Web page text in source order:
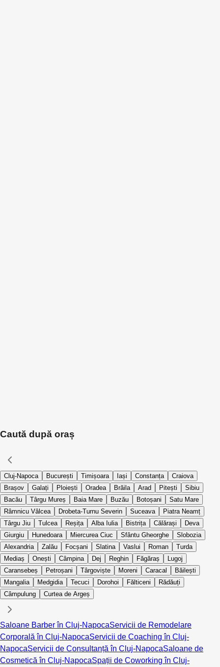
Caută după oraș
Cluj-Napoca București Timișoara Iași Constanța
Craiova
Brașov
Galați Ploiești Oradea Brăila Arad Pitești
Sibiu
Bacău
Târgu Mureș Baia Mare Buzău Botoșani
Satu Mare
Râmnicu Vâlcea
Drobeta-Turnu Severin Suceava
Piatra Neamț
Târgu Jiu
Tulcea Reșița Alba Iulia Bistrița Călărași
Deva
Giurgiu
Hunedoara Miercurea Ciuc Sfântu Gheorghe
Slobozia
Alexandria
Zalău Focșani Slatina Vaslui Roman
Turda
Mediaș
Onești Câmpina Dej Reghin Făgăraș
Lugoj
Caransebeș
Petroșani Târgoviște Moreni Caracal
Băilești
Mangalia
Medgidia Tecuci Dorohoi Fălticeni
Rădăuți
Câmpulung
Curtea de Argeș
Saloane Barber în Cluj-NapocaServicii de Remodelare
Corporală în Cluj-NapocaServicii de Coaching în Cluj-
NapocaServicii de Consultanță în Cluj-NapocaSaloane de
Cosmetică în Cluj-NapocaSpații de Coworking în Cluj-